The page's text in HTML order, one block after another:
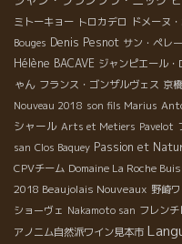
ミトーキョー トロカデロ ドメーヌ
Bouges Denis Pesnot サン・ペレー
Hélène BACAVE ジャンピエール・
ゃん フランス・ゴンザルヴェス 京
Nouveau 2018 son fils Marius
シャール Arts et Metiers Pavelot
san Clos Baquey Passion et
CPVチーム Domaine La Roche
2018 Beaujolais Nouveaux 野崎
ショーヴェ Nakamoto san フレン
アノニム自然派ワイン見本市